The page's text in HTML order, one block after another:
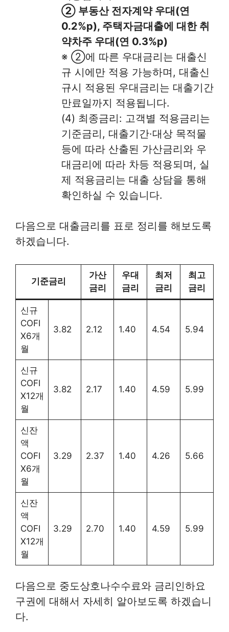
② 부동산 전자계약 우대(연
0.2%p), 주택자금대출에 대한 취
약차주 우대(연 0.3%p)
※ ②에 따른 우대금리는 대출신
규 시에만 적용 가능하며, 대출신
규시 적용된 우대금리는 대출기간
만료일까지 적용됩니다.
(4) 최종금리: 고객별 적용금리는
기준금리, 대출기간·대상 목적물
등에 따라 산출된 가산금리와 우
대금리에 따라 차등 적용되며, 실
제 적용금리는 대출 상담을 통해
확인하실 수 있습니다.
다음으로 대출금리를 표로 정리를 해보도록
하겠습니다.
기준금리
가산
금리
우대
금리
최저
금리
최고
금리
신규
COFI
X6개
월
3.82 2.12 1.40 4.54 5.94
신규
COFI
X12개
월
3.82 2.17 1.40 4.59 5.99
신잔
액
COFI
X6개
월
3.29 2.37 1.40 4.26 5.66
신잔
액
COFI
X12개
월
3.29 2.70 1.40 4.59 5.99
다음으로 중도상호나수수료와 금리인하요
구권에 대해서 자세히 알아보도록 하겠습니
다.